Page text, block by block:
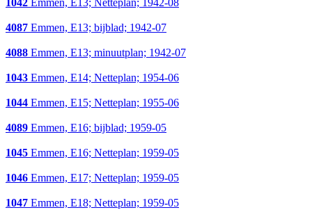
1042 Emmen, E13; Netteplan; 1942-08
4087 Emmen, E13; bijblad; 1942-07
4088 Emmen, E13; minuutplan; 1942-07
1043 Emmen, E14; Netteplan; 1954-06
1044 Emmen, E15; Netteplan; 1955-06
4089 Emmen, E16; bijblad; 1959-05
1045 Emmen, E16; Netteplan; 1959-05
1046 Emmen, E17; Netteplan; 1959-05
1047 Emmen, E18; Netteplan; 1959-05